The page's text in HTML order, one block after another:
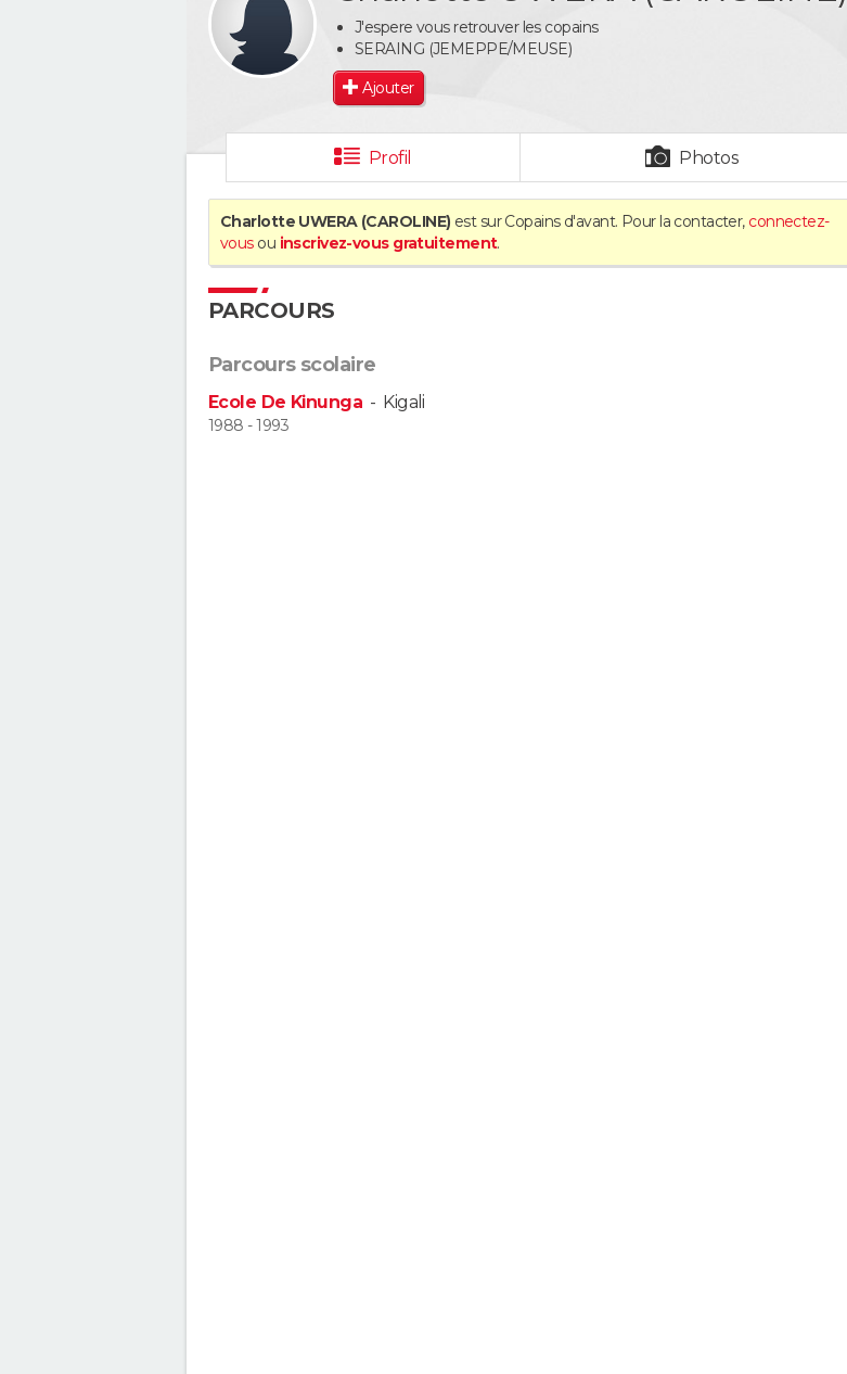
J'espere vous retrouver les copains
SERAING (JEMEPPE/MEUSE)
Ajouter
Profil Photos
Charlotte UWERA (CAROLINE) est sur Copains d'avant. Pour la contacter, connectez-
vousou inscrivez-vous gratuitement.
PARCOURS
Parcours scolaire
Ecole De Kinunga - Kigali
1988 - 1993